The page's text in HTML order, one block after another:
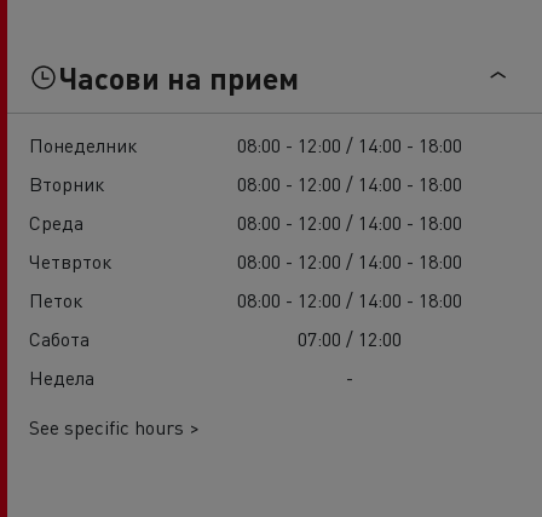
Часови на прием
Понеделник
08:00 - 12:00 / 14:00 - 18:00
Вторник
08:00 - 12:00 / 14:00 - 18:00
Среда
08:00 - 12:00 / 14:00 - 18:00
Четврток
08:00 - 12:00 / 14:00 - 18:00
Петок
08:00 - 12:00 / 14:00 - 18:00
Сабота
07:00 / 12:00
Недела
-
See specific hours >